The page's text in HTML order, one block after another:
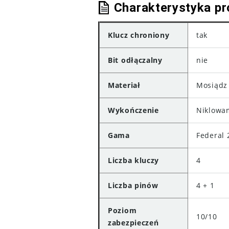
Charakterystyka
Klucz chroniony tak
Bit odłączalny nie
Materiał Mosiądz
Wykończenie
Gama Federal
Liczba kluczy 4
Liczba pinów 4 + 1
Poziom
zabezpieczeń
10/10